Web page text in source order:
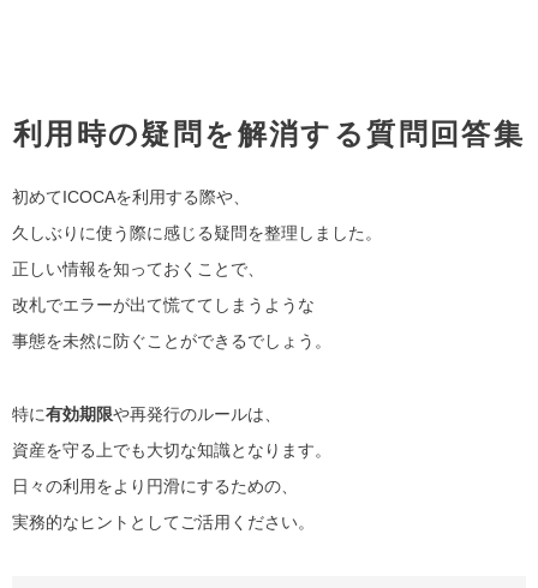
利用時の疑問を解消する質問回答集
初めてICOCAを利用する際や、
久しぶりに使う際に感じる疑問を整理しました。
正しい情報を知っておくことで、
改札でエラーが出て慌ててしまうような
事態を未然に防ぐことができるでしょう。
特に有効期限や再発行のルールは、
資産を守る上でも大切な知識となります。
日々の利用をより円滑にするための、
実務的なヒントとしてご活用ください。